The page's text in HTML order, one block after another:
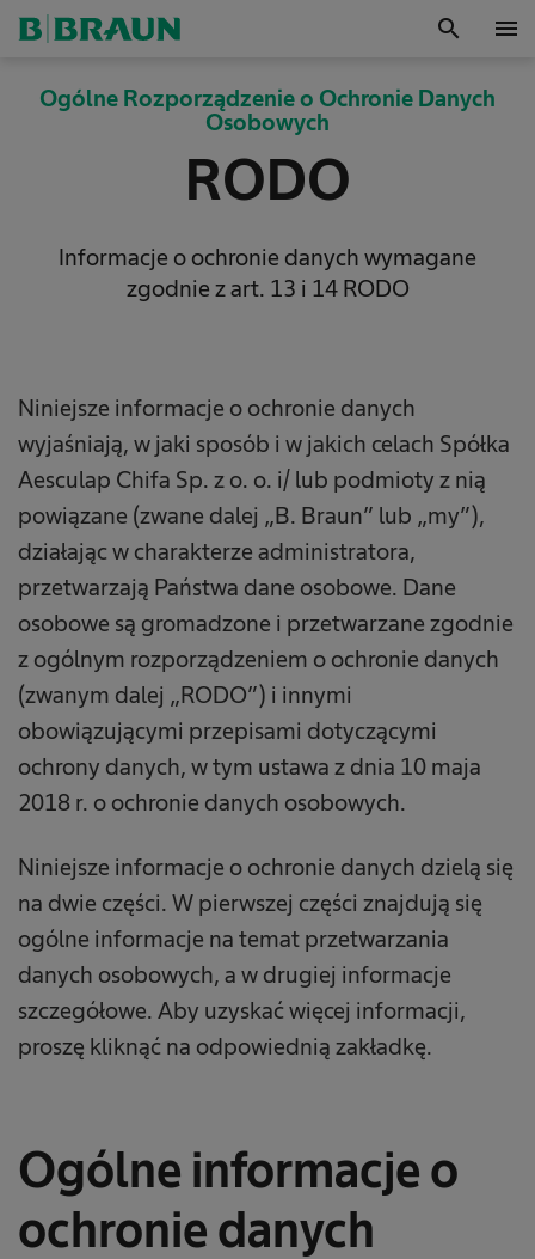
search menu
Ogólne Rozporządzenie o Ochronie Danych
Osobowych
RODO
Informacje o ochronie danych wymagane
zgodnie z art. 13 i 14 RODO
Niniejsze informacje o ochronie danych
wyjaśniają, w jaki sposób i w jakich celach Spółka
Aesculap Chifa Sp. z o. o. i/ lub podmioty z nią
powiązane (zwane dalej „B. Braun” lub „my”),
działając w charakterze administratora,
przetwarzają Państwa dane osobowe. Dane
osobowe są gromadzone i przetwarzane zgodnie
z ogólnym rozporządzeniem o ochronie danych
(zwanym dalej „RODO”) i innymi
obowiązującymi przepisami dotyczącymi
ochrony danych, w tym ustawa z dnia 10 maja
2018 r. o ochronie danych osobowych.
Niniejsze informacje o ochronie danych dzielą się
na dwie części. W pierwszej części znajdują się
ogólne informacje na temat przetwarzania
danych osobowych, a w drugiej informacje
szczegółowe. Aby uzyskać więcej informacji,
proszę kliknąć na odpowiednią zakładkę.
Ogólne informacje o
ochronie danych